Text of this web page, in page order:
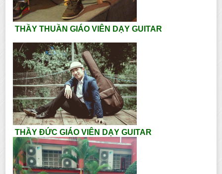
THẦY THUẦN GIÁO VIÊN DẠY GUITAR
THẦY ĐỨC GIÁO VIÊN DẠY GUITAR